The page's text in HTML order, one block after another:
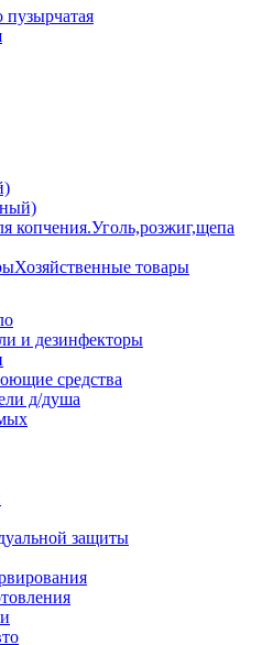
Уголь,розжиг,щепа
Хозяйственные товары
и дезинфекторы
средства
д/душа
защиты